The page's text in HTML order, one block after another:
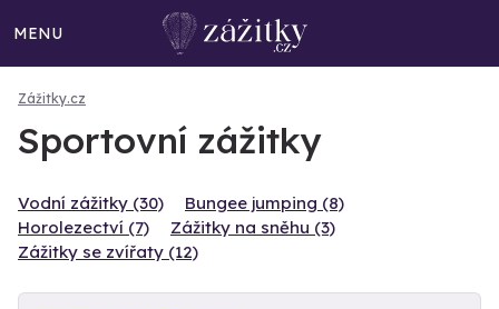
MENU
Zážitky.cz
Sportovní zážitky
Vodní zážitky (30)
Bungee jumping (8)
Horolezectví (7)
Zážitky na sněhu (3)
Zážitky se zvířaty (12)